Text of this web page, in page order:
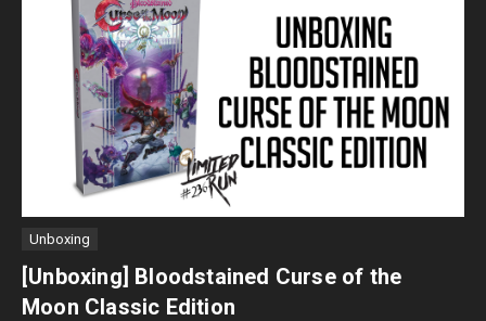
Unboxing
[Unboxing] Bloodstained Curse of the
Moon Classic Edition